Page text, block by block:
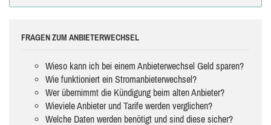
FRAGEN ZUM ANBIETERWECHSEL
Wieso kann ich bei einem Anbieterwechsel Geld sparen?
Wie funktioniert ein Stromanbieterwechsel?
Wer übernimmt die Kündigung beim alten Anbieter?
Wieviele Anbieter und Tarife werden verglichen?
Welche Daten werden benötigt und sind diese sicher?